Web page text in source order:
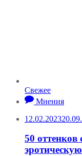
Свежее
Мнения
12.02.2023
50 оттенков